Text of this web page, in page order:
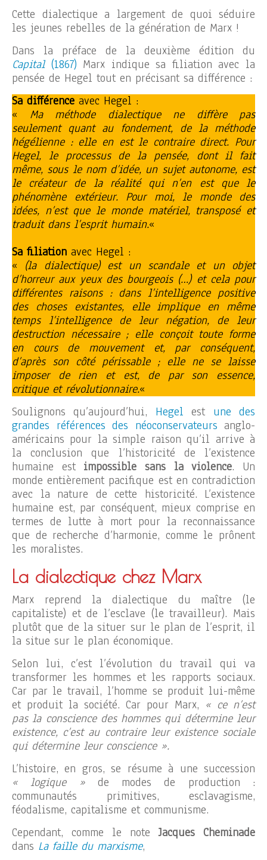
Cette dialectique a largement de quoi séduire
les jeunes rebelles de la génération de Marx !
Dans la préface de la deuxième édition du
Capital(1867) Marx indique sa filiation avec la
pensée de Hegel tout en précisant sa différence :
Sa différence avec Hegel :
« Ma méthode dialectique ne diffère pas
seulement quant au fondement, de la méthode
hégélienne : elle en est le contraire direct. Pour
Hegel, le processus de la pensée, dont il fait
même, sous le nom d’idée, un sujet autonome, est
le créateur de la réalité qui n’en est que le
phénomène extérieur. Pour moi, le monde des
idées, n’est que le monde matériel, transposé et
traduit dans l’esprit humain.«
Sa filiation avec Hegel :
« (la dialectique) est un scandale et un objet
d’horreur aux yeux des bourgeois (…) et cela pour
différentes raisons : dans l’intelligence positive
des choses existantes, elle implique en même
temps l’intelligence de leur négation, de leur
destruction nécessaire ; elle conçoit toute forme
en cours de mouvement et, par conséquent,
d’après son côté périssable ; elle ne se laisse
imposer de rien et est, de par son essence,
critique et révolutionnaire.«
Soulignons qu’aujourd’hui, Hegelest une des
grandes références des néoconservateurs anglo-
américains pour la simple raison qu’il arrive à
la conclusion que l’historicité de l’existence
humaine est impossible sans la violence. Un
monde entièrement pacifique est en contradiction
avec la nature de cette historicité. L’existence
humaine est, par conséquent, mieux comprise en
termes de lutte à mort pour la reconnaissance
que de recherche d’harmonie, comme le prônent
les moralistes.
La dialectique chez Marx
Marx reprend la dialectique du maître (le
capitaliste) et de l’esclave (le travailleur). Mais
plutôt que de la situer sur le plan de l’esprit, il
la situe sur le plan économique.
Selon lui, c’est l’évolution du travail qui va
transformer les hommes et les rapports sociaux.
Car par le travail, l’homme se produit lui-même
et produit la société. Car pour Marx, « ce n’est
pas la conscience des hommes qui détermine leur
existence, c’est au contraire leur existence sociale
qui détermine leur conscience ».
L’histoire, en gros, se résume à une succession
« logique »de modes de production :
communautés primitives, esclavagisme,
féodalisme, capitalisme et communisme.
Cependant, comme le noteJacques Cheminade
dans La faille du marxisme,